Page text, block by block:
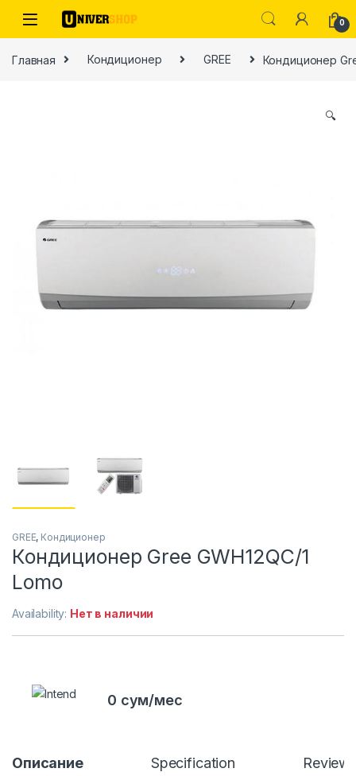
Skip to navigation
Skip to content
0
Главная Кондиционер GREE Кондиционер
🔍
GREE, Кондиционер
Кондиционер Gree GWH12QC/1
Lomo
Availability: Нет в наличии
0 сум/мес
Описание Specification